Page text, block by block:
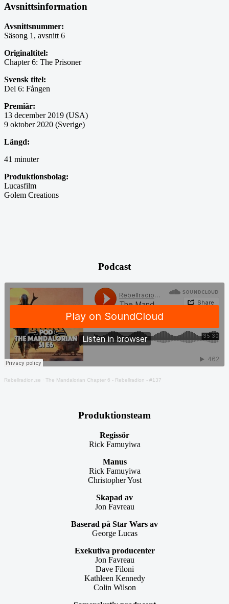
Avsnittsinformation
Avsnittsnummer:
Säsong 1, avsnitt 6
Originaltitel:
Chapter 6: The Prisoner
Svensk titel:
Del 6: Fången
Premiär:
13 december 2019 (USA)
9 oktober 2020 (Sverige)
Längd:
41 minuter
Produktionsbolag:
Lucasfilm
Golem Creations
Podcast
Rebellradion.se · The Mandalorian Chapter 6 - Rebellradion - #137
Produktionsteam
Regissör
Rick Famuyiwa
Manus
Rick Famuyiwa
Christopher Yost
Skapad av
Jon Favreau
Baserad på Star Wars av
George Lucas
Exekutiva producenter
Jon Favreau
Dave Filoni
Kathleen Kennedy
Colin Wilson